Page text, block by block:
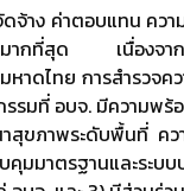
จ้าง ค่าตอบแทน คว
มากที่สุด เนื่องจากเ
หาดไทย การสำรวจ
รมที่ อบจ. มีความพ
ขภาพระดับพื้นที่ คว
คุมมาตรฐานและระ